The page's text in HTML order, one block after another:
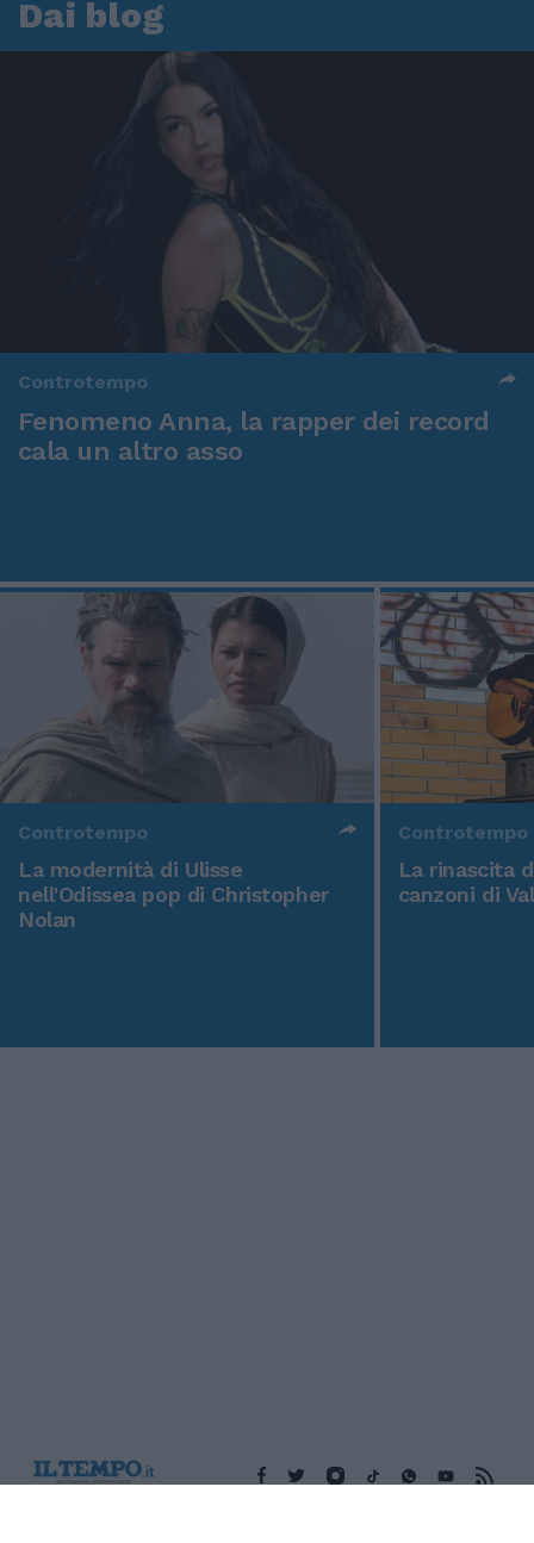
Dai blog
Controtempo
Fenomeno Anna, la rapper dei record
cala un altro asso
Controtempo
La modernità di Ulisse
nell'Odissea pop di Christopher
Nolan
Controtempo
La rinascita
canzoni di